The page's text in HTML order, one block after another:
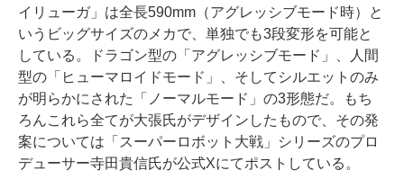
イリューガ」は全長590mm（アグレッシブモード時）と
いうビッグサイズのメカで、単独でも3段変形を可能と
している。ドラゴン型の「アグレッシブモード」、人間
型の「ヒューマロイドモード」、そしてシルエットのみ
が明らかにされた「ノーマルモード」の3形態だ。もち
ろんこれら全てが大張氏がデザインしたもので、その発
案については「スーパーロボット大戦」シリーズのプロ
デューサー寺田貴信氏が公式Xにてポストしている。